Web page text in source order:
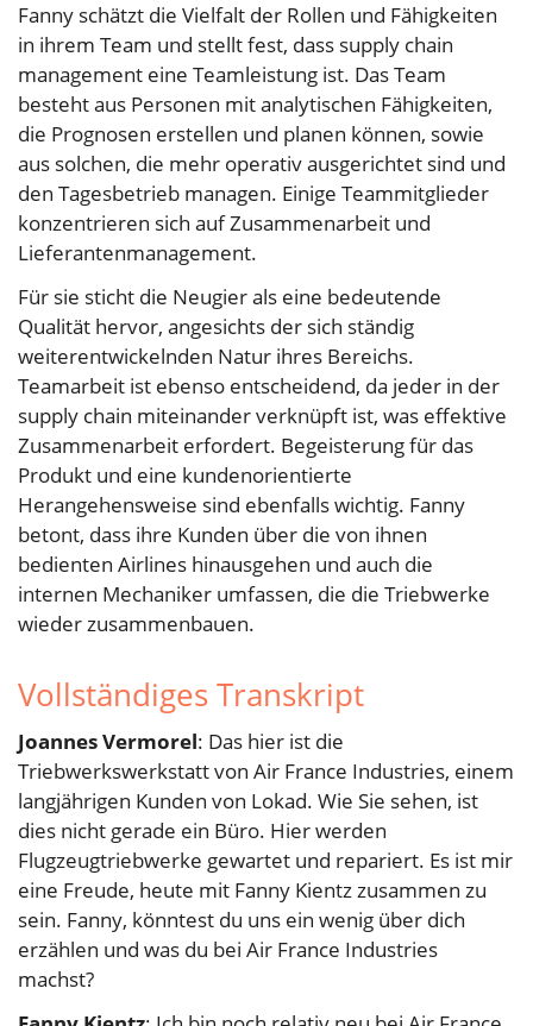
Fanny schätzt die Vielfalt der Rollen und Fähigkeiten
in ihrem Team und stellt fest, dass supply chain
management eine Teamleistung ist. Das Team
besteht aus Personen mit analytischen Fähigkeiten,
die Prognosen erstellen und planen können, sowie
aus solchen, die mehr operativ ausgerichtet sind und
den Tagesbetrieb managen. Einige Teammitglieder
konzentrieren sich auf Zusammenarbeit und
Lieferantenmanagement.
Für sie sticht die Neugier als eine bedeutende
Qualität hervor, angesichts der sich ständig
weiterentwickelnden Natur ihres Bereichs.
Teamarbeit ist ebenso entscheidend, da jeder in der
supply chain miteinander verknüpft ist, was effektive
Zusammenarbeit erfordert. Begeisterung für das
Produkt und eine kundenorientierte
Herangehensweise sind ebenfalls wichtig. Fanny
betont, dass ihre Kunden über die von ihnen
bedienten Airlines hinausgehen und auch die
internen Mechaniker umfassen, die die Triebwerke
wieder zusammenbauen.
Vollständiges Transkript
Joannes Vermorel: Das hier ist die
Triebwerkswerkstatt von Air France Industries, einem
langjährigen Kunden von Lokad. Wie Sie sehen, ist
dies nicht gerade ein Büro. Hier werden
Flugzeugtriebwerke gewartet und repariert. Es ist mir
eine Freude, heute mit Fanny Kientz zusammen zu
sein. Fanny, könntest du uns ein wenig über dich
erzählen und was du bei Air France Industries
machst?